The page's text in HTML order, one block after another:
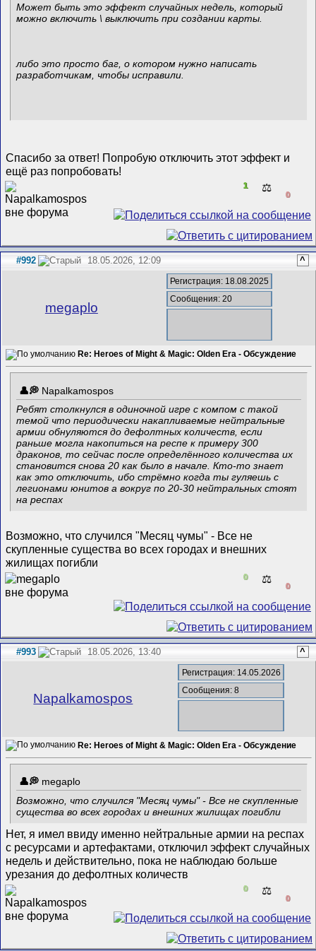
Может быть это эффект случайных недель, который
можно включить \ выключить при создании карты.
либо это просто баг, о котором нужно написать
разработчикам, чтобы исправили.
Спасибо за ответ! Попробую отключить этот эффект и
ещё раз попробовать!
1 ⚖️
0
#992 18.05.2026, 12:09 ^
megaplo
Регистрация: 18.08.2025
Сообщения: 20
Re: Heroes of Might & Magic: Olden Era - Обсуждение
Napalkamospos
Ребят столкнулся в одиночной игре с компом с такой
темой что периодически накапливаемые нейтральные
армии обнуляются до дефолтных количеств, если
раньше могла накопиться на респе к примеру 300
драконов, то сейчас после определённого количества их
становится снова 20 как было в начале. Кто-то знает
как это отключить, ибо стрёмно когда ты гуляешь с
легионами юнитов а вокруг по 20-30 нейтральных стоят
на респах
Возможно, что случился "Месяц чумы" - Все не
скупленные существа во всех городах и внешних
жилищах погибли
0 ⚖️
0
#993 18.05.2026, 13:40 ^
Napalkamospos
Регистрация: 14.05.2026
Сообщения: 8
Re: Heroes of Might & Magic: Olden Era - Обсуждение
megaplo
Возможно, что случился "Месяц чумы" - Все не скупленные
существа во всех городах и внешних жилищах погибли
Нет, я имел ввиду именно нейтральные армии на респах
с ресурсами и артефактами, отключил эффект случайных
недель и действительно, пока не наблюдаю больше
урезания до дефолтных количеств
0 ⚖️
0